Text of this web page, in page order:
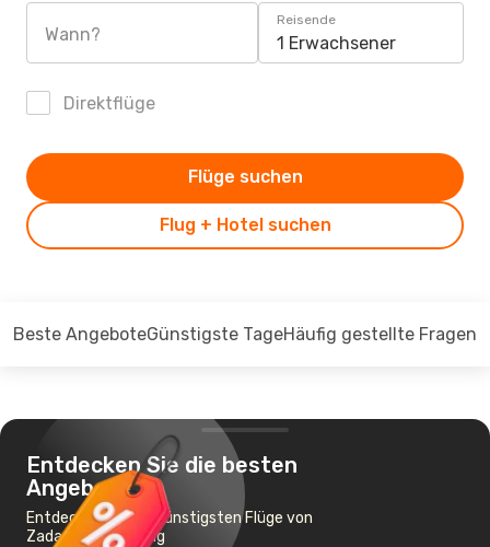
Wann?
Reisende
1 Erwachsener
Direktflüge
Flug + Hotel suchen
Flüge suchen
Beste AngeboteGünstigste TageHäufig gestellte Fragen
Entdecken Sie die besten
Angebote
Entdecken Sie die günstigsten Flüge von
Zadar nach Venedig